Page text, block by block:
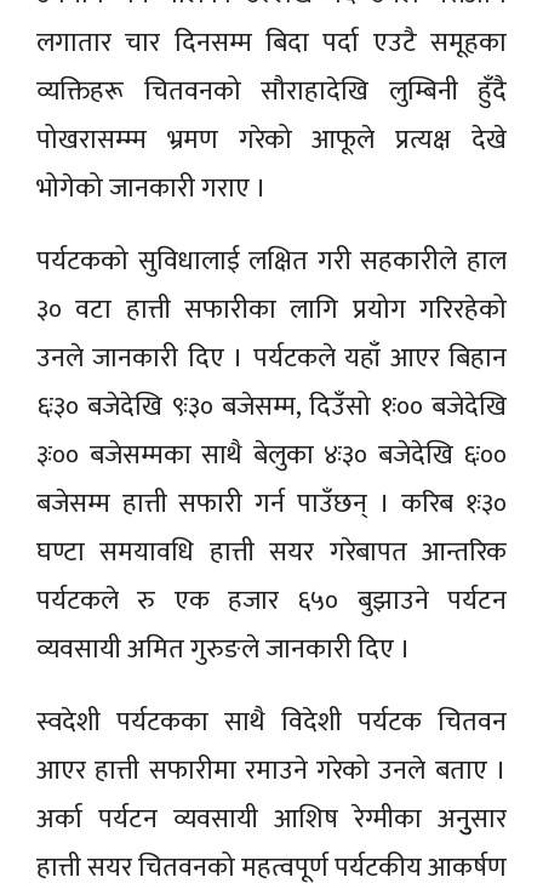
लगातार चार दिनसम्म बिदा पर्दा एउटै समूहका
व्यक्तिहरू चितवनको सौराहादेखि लुम्बिनी हुँदै
पोखरासम्म्म भ्रमण गरेको आफूले प्रत्यक्ष देखे
भोगेको जानकारी गराए ।
पर्यटकको सुविधालाई लक्षित गरी सहकारीले हाल
३० वटा हात्ती सफारीका लागि प्रयोग गरिरहेको
उनले जानकारी दिए । पर्यटकले यहाँ आएर बिहान
६ः३० बजेदेखि ९ः३० बजेसम्म, दिउँसो १ः०० बजेदेखि
३ः०० बजेसम्मका साथै बेलुका ४ः३० बजेदेखि ६ः००
बजेसम्म हात्ती सफारी गर्न पाउँछन् । करिब १ः३०
घण्टा समयावधि हात्ती सयर गरेबापत आन्तरिक
पर्यटकले रु एक हजार ६५० बुझाउने पर्यटन
व्यवसायी अमित गुरुङले जानकारी दिए ।
स्वदेशी पर्यटकका साथै विदेशी पर्यटक चितवन
आएर हात्ती सफारीमा रमाउने गरेको उनले बताए ।
अर्का पर्यटन व्यवसायी आशिष रेग्मीका अनुुसार
हात्ती सयर चितवनको महत्वपूर्ण पर्यटकीय आकर्षण